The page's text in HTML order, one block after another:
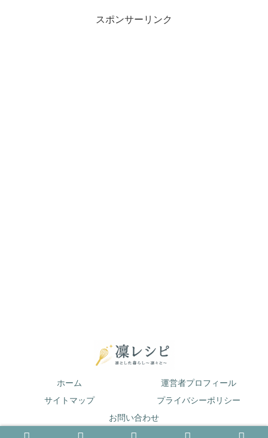
スポンサーリンク
ホーム
運営者プロフィール
サイトマップ
プライバシーポリシー
お問い合わせ